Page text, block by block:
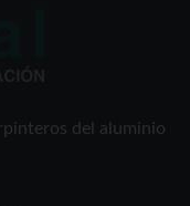
del aluminio